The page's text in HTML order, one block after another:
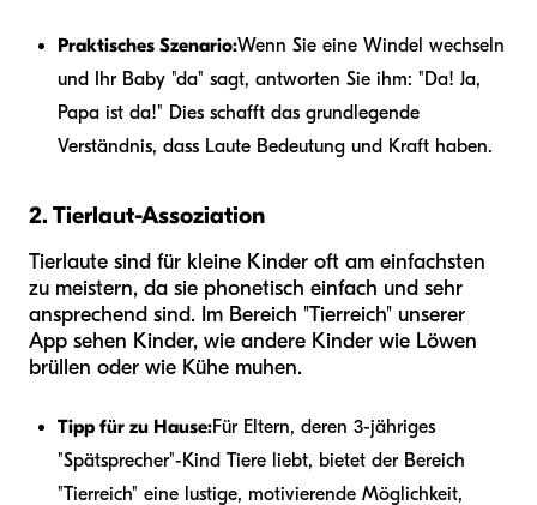
Praktisches Szenario:Wenn Sie eine Windel wechseln
und Ihr Baby "da" sagt, antworten Sie ihm: "Da! Ja,
Papa ist da!" Dies schafft das grundlegende
Verständnis, dass Laute Bedeutung und Kraft haben.
2. Tierlaut-Assoziation
Tierlaute sind für kleine Kinder oft am einfachsten
zu meistern, da sie phonetisch einfach und sehr
ansprechend sind. Im Bereich "Tierreich" unserer
App sehen Kinder, wie andere Kinder wie Löwen
brüllen oder wie Kühe muhen.
Tipp für zu Hause:Für Eltern, deren 3-jähriges
"Spätsprecher"-Kind Tiere liebt, bietet der Bereich
"Tierreich" eine lustige, motivierende Möglichkeit,